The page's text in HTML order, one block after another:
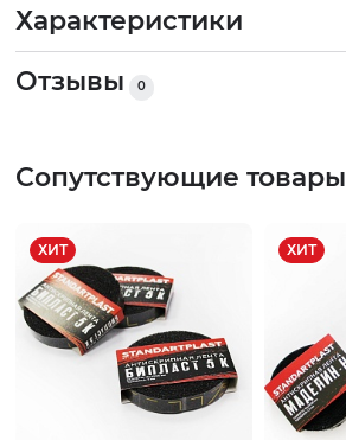
Характеристики
Отзывы
0
Сопутствующие товары
ХИТ ХИТ